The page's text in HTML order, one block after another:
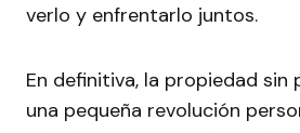
verlo y enfrentarlo juntos.
En definitiva, la propiedad sin
una pequeña revolución